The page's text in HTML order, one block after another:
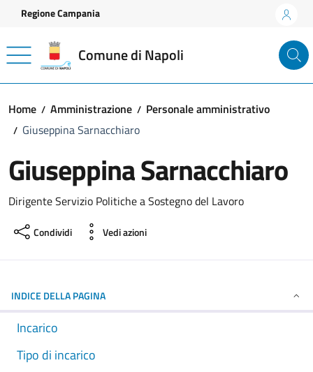
Vai ai contenuti
Vai al footer
Regione Campania
Comune di Napoli
Home Amministrazione
Personale amministrativo
Giuseppina Sarnacchiaro
Giuseppina Sarnacchiaro
Dirigente Servizio Politiche a Sostegno del Lavoro
Condividi Vedi azioni
INDICE DELLA PAGINA
Incarico
Tipo di incarico